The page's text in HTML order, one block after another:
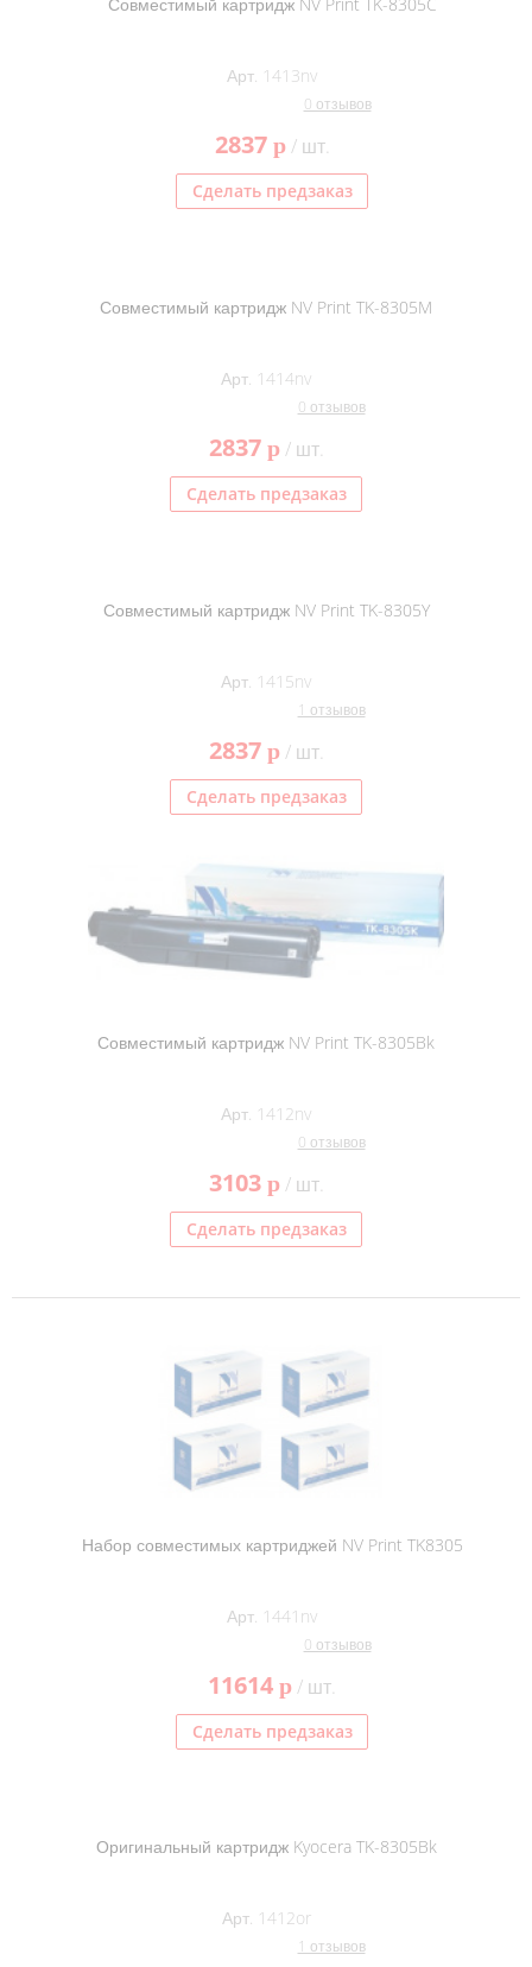
Арт. 1413nv
0 отзывов
2837 p/ шт.
Сделать предзаказ
Совместимый картридж NV Print TK-8305M
Арт. 1414nv
0 отзывов
2837 p/ шт.
Сделать предзаказ
Совместимый картридж NV Print TK-8305Y
Арт. 1415nv
1 отзывов
2837 p/ шт.
Сделать предзаказ
Совместимый картридж NV Print TK-8305Bk
Арт. 1412nv
0 отзывов
3103 p/ шт.
Сделать предзаказ
Набор совместимых картриджей NV Print TK8305
Арт. 1441nv
0 отзывов
11614 p/ шт.
Сделать предзаказ
Оригинальный картридж Kyocera TK-8305Bk
Арт. 1412or
1 отзывов